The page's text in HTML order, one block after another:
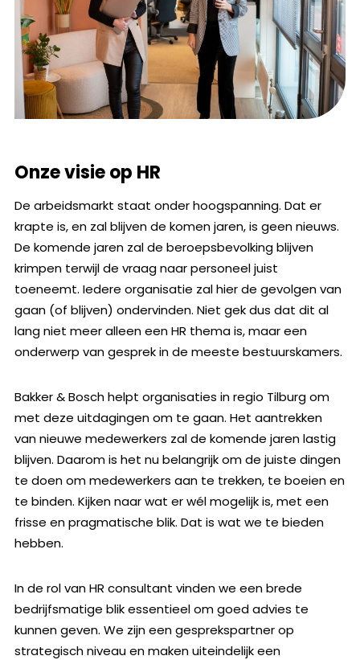
Onze visie op HR
De arbeidsmarkt staat onder hoogspanning. Dat er
krapte is, en zal blijven de komen jaren, is geen nieuws.
De komende jaren zal de beroepsbevolking blijven
krimpen terwijl de vraag naar personeel juist
toeneemt. Iedere organisatie zal hier de gevolgen van
gaan (of blijven) ondervinden. Niet gek dus dat dit al
lang niet meer alleen een HR thema is, maar een
onderwerp van gesprek in de meeste bestuurskamers.
Bakker & Bosch helpt organisaties in regio Tilburg om
met deze uitdagingen om te gaan. Het aantrekken
van nieuwe medewerkers zal de komende jaren lastig
blijven. Daarom is het nu belangrijk om de juiste dingen
te doen om medewerkers aan te trekken, te boeien en
te binden. Kijken naar wat er wél mogelijk is, met een
frisse en pragmatische blik. Dat is wat we te bieden
hebben.
In de rol van HR consultant vinden we een brede
bedrijfsmatige blik essentieel om goed advies te
kunnen geven. We zijn een gesprekspartner op
strategisch niveau en maken uiteindelijk een